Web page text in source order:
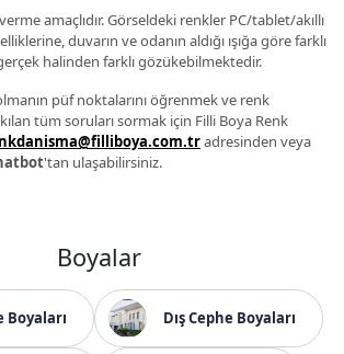
amaçlıdır. Görseldeki renkler PC/tablet/akıllı
duvarın ve odanın aldığı ışığa göre farklı
halinden farklı gözükebilmektedir.
püf noktalarını öğrenmek ve renk
tüm soruları sormak için Filli Boya Renk
adresinden veya
'tan ulaşabilirsiniz.
Boyalar
Boyaları Dış Cephe Boyaları